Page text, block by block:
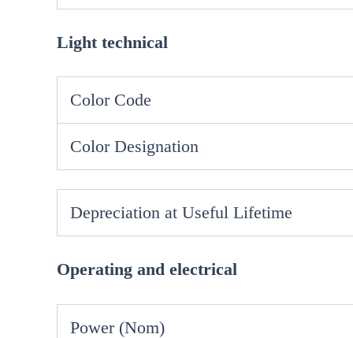
Light technical
Color Code
Color Designation
Depreciation at Useful Lifetime
Operating and electrical
Power (Nom)